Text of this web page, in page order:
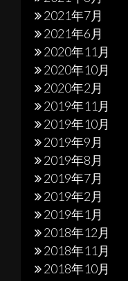
2021年7月
2021年6月
2020年11月
2020年10月
2020年2月
2019年11月
2019年10月
2019年9月
2019年8月
2019年7月
2019年2月
2019年1月
2018年12月
2018年11月
2018年10月